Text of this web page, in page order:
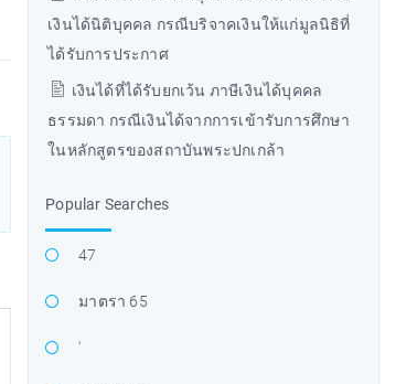
เงินได้นิติบุคคล กรณีบริจาคเงินให้แก่มูลนิธิที่
ได้รับการประกาศ
เงินได้ที่ได้รับยกเว้น ภาษีเงินได้บุคคล
ธรรมดา กรณีเงินได้จากการเข้ารับการศึกษา
ในหลักสูตรของสถาบันพระปกเกล้า
Popular Searches
47
มาตรา 65
'